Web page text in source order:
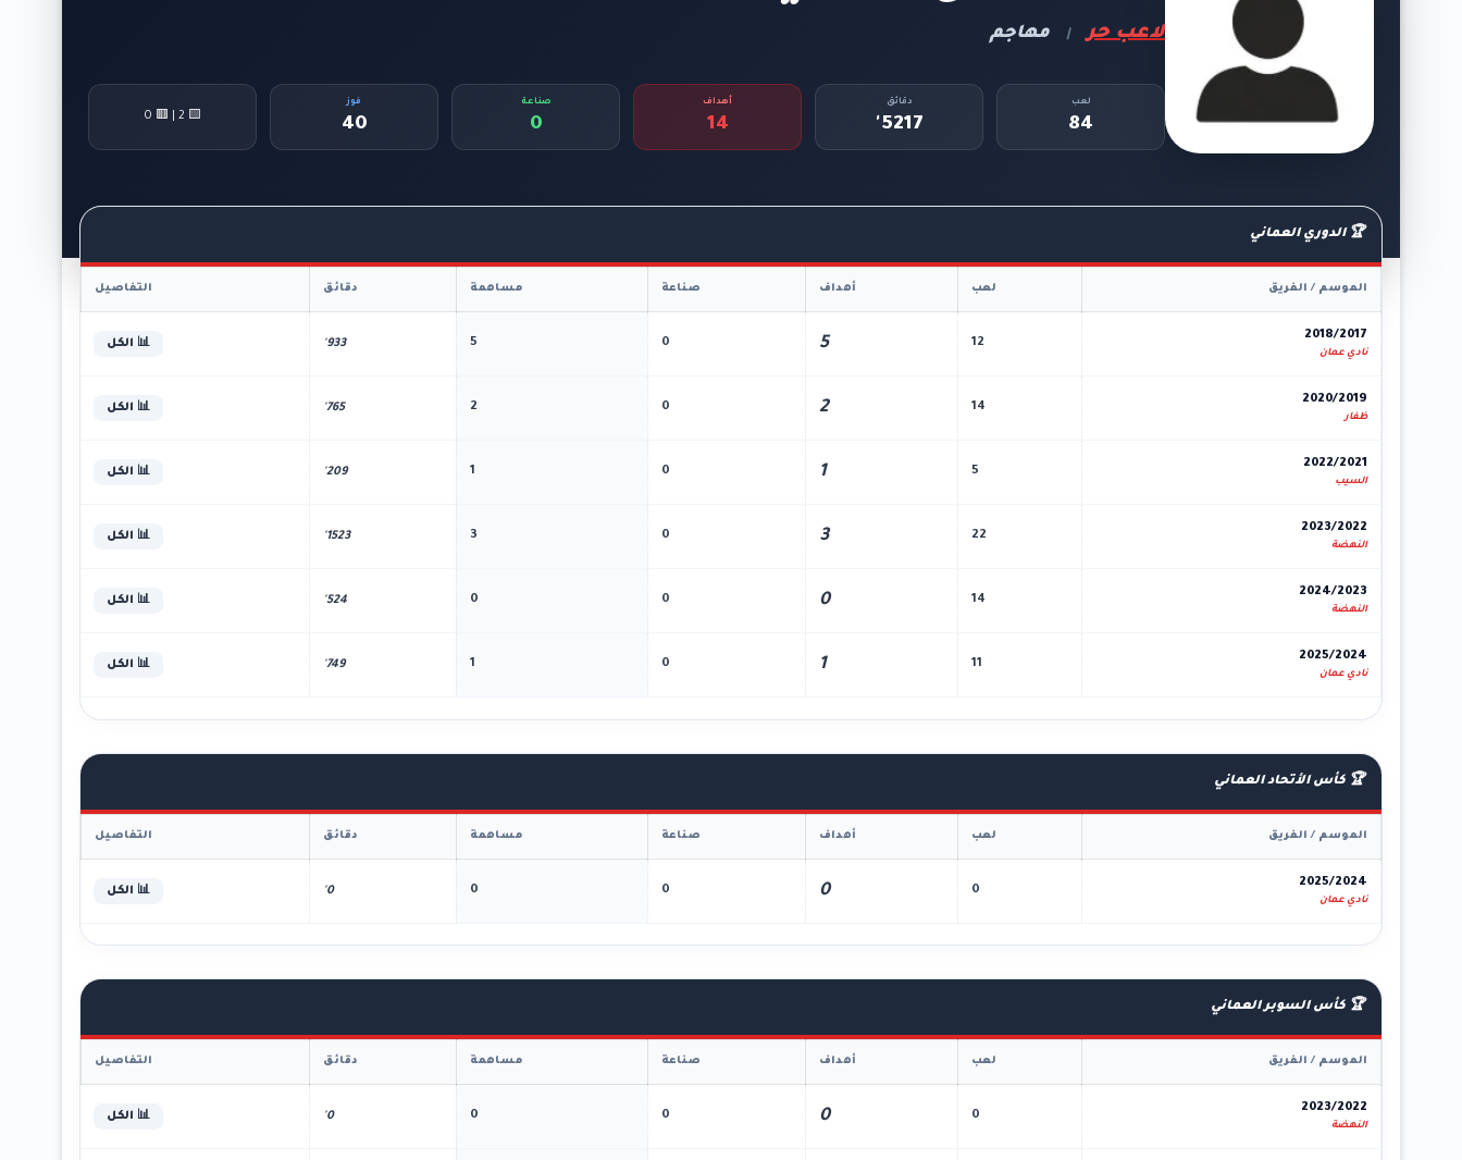
لاعب حر | مهاجم
لعب
84
دقائق
5217'
أهداف
14
صناعة
0
فوز
40
🟨 2 | 🟥 0
🏆 الدوري العماني
الموسم / الفريق لعب أهداف صناعة مساهمة دقائق التفاصيل
2018/2017
نادي عمان
12
5
0
5
933' 📊 الكل
2020/2019
ظفار
14
2
0
2
765' 📊 الكل
2022/2021
السيب
5
1
0
1
209' 📊 الكل
2023/2022
النهضة
22
3
0
3
1523' 📊 الكل
2024/2023
النهضة
14
0
0
0
524' 📊 الكل
2025/2024
نادي عمان
11
1
0
1
749' 📊 الكل
🏆 كأس الأتحاد العماني
الموسم / الفريق لعب أهداف صناعة مساهمة دقائق التفاصيل
2025/2024
نادي عمان
0
0
0
0
0' 📊 الكل
🏆 كأس السوبر العماني
الموسم / الفريق لعب أهداف صناعة مساهمة دقائق التفاصيل
2023/2022
النهضة
0
0
0
0
0' 📊 الكل